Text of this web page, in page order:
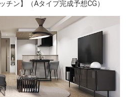
チン】（Aタイプ完成予想CG）